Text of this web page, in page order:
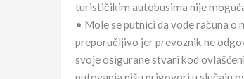
turističikim autobusima nije
• Mole se putnici da vode računa
preporučljivo jer prevoznik ne
svoje osigurane stvari kod